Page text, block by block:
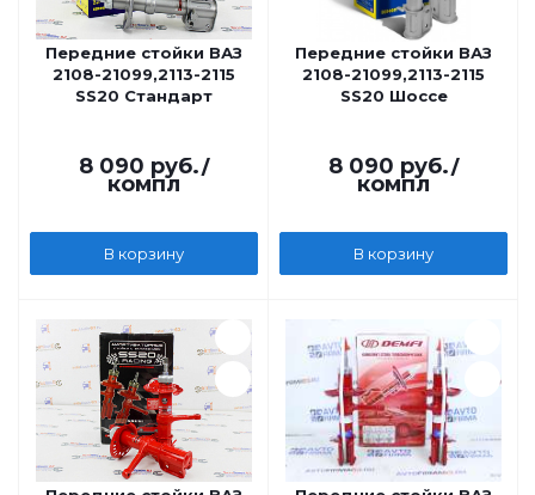
Передние стойки ВАЗ
2108-21099,2113-2115
SS20 Стандарт
8 090 руб./
компл
В корзину
Передние стойки ВАЗ
2108-21099,2113-2115
SS20 Шоссе
8 090 руб./
компл
В корзину